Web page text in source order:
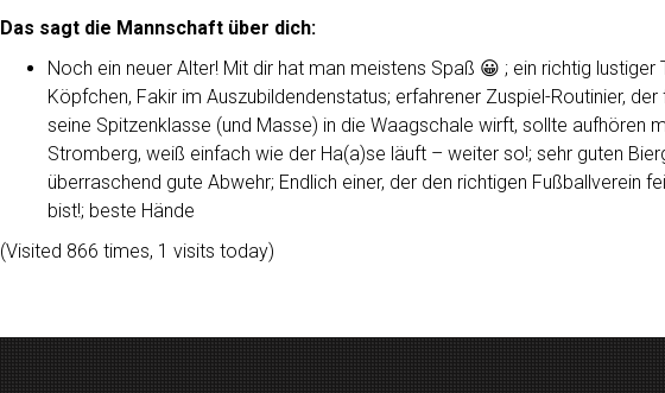
Das sagt die Mannschaft über dich:
Noch ein neuer Alter! Mit dir hat man meistens Spaß 😀 ; ein richtig lustiger
Köpfchen, Fakir im Auszubildendenstatus; erfahrener Zuspiel-Routinier,
seine Spitzenklasse (und Masse) in die Waagschale wirft, sollte aufhören
Stromberg, weiß einfach wie der Ha(a)se läuft – weiter so!; sehr guten
überraschend gute Abwehr; Endlich einer, der den richtigen Fußballverein
bist!; beste Hände
(Visited 866 times, 1 visits today)